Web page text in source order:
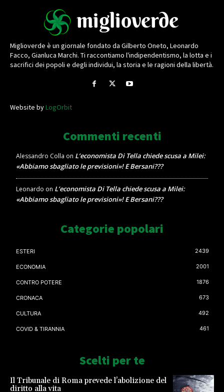
Miglioverde è un giornale fondato da Gilberto Oneto, Leonardo
Facco, Gianluca Marchi. Ti raccontiamo l'indipendentismo, la lotta e i
sacrifici dei popoli e degli individui, la storia e le ragioni della libertà.
Website byLogOrbit
Commenti recenti
Alessandro Colla on L’economista Di Tella chiede scusa a Milei:
«Abbiamo sbagliato le previsioni»! E Bersani???
Leonardo on L’economista Di Tella chiede scusa a Milei:
«Abbiamo sbagliato le previsioni»! E Bersani???
Categorie popolari
ESTERI 2439
ECONOMIA 2001
CONTRO POTERE 1876
CRONACA 673
CULTURA 492
COVID & TIRANNIA 461
Scelti per te
Il Tribunale di Roma prevede l’abolizione del
diritto alla vita